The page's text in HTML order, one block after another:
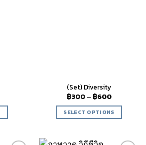
(Set) Diversity
฿300– ฿600
SELECT OPTIONS